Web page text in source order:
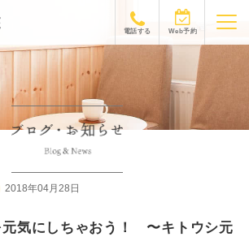
2018年04月28日
元気にしちゃおう！ 〜キトウシ元
電話する Web予約